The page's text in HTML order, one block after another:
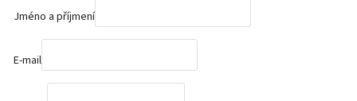
Jméno a příjmení
E-mail